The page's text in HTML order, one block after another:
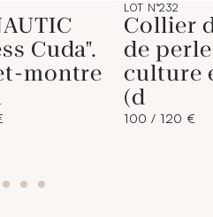
Cuda".
montre
LOT N°232
Collier
de
culture
(d
100 / 120 €